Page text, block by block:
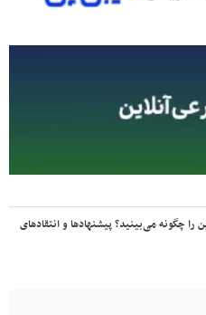
را چگونه می‌بینید؟ پیشنهادها و انتقادهای